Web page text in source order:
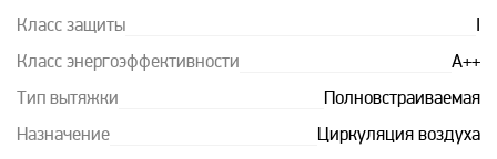
Класс защиты
Класс энергоэффективности A++
Тип вытяжки Полновстраиваемая
Назначение Циркуляция воздуха